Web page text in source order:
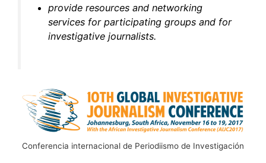
provide resources and networking
services for participating groups and for
investigative journalists.
Conferencia internacional de Periodiismo de Investigación